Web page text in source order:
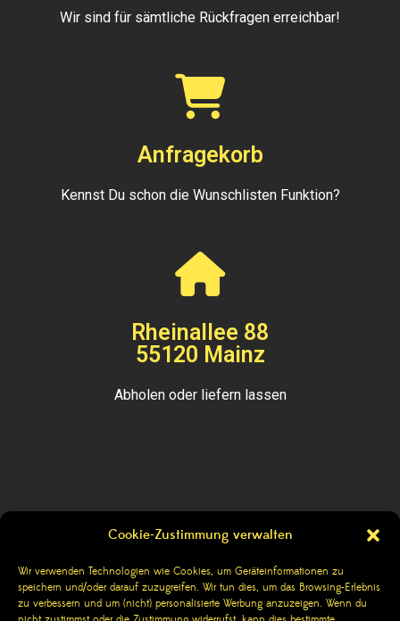
Cookie-Zustimmung verwalten
Wir verwenden Technologien wie Cookies, um Geräteinformationen zu
speichern und/oder darauf zuzugreifen. Wir tun dies, um das Browsing-Erlebnis
zu verbessern und um (nicht) personalisierte Werbung anzuzeigen. Wenn du
Wir sind für sämtliche Rückfragen erreichbar!
Anfragekorb
Kennst Du schon die Wunschlisten Funktion?
Rheinallee 88
55120 Mainz
Abholen oder liefern lassen
Impressum